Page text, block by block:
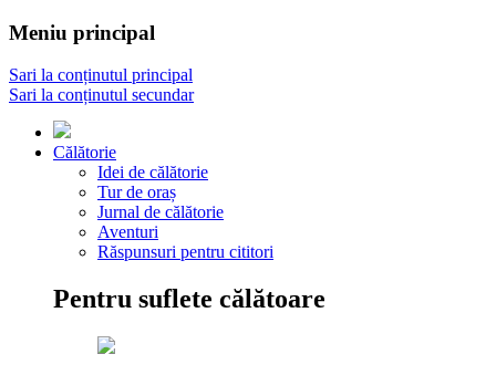
Meniu principal
Sari la conținutul principal
Sari la conținutul secundar
Călătorie
Idei de călătorie
Tur de oraș
Jurnal de călătorie
Aventuri
Răspunsuri pentru cititori
Pentru suflete călătoare